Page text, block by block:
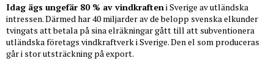
Idag ägs ungefär 80 % av vindkraften i Sverige av utländska
intressen. Därmed har 40 miljarder av de belopp svenska elkunder
tvingats att betala på sina elräkningar gått till att subventionera
utländska företags vindkraftverk i Sverige. Den el som produceras
går i stor utsträckning på export.